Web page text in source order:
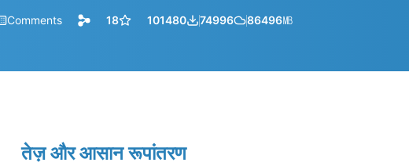
Comments 18 101480 74996 86496㎆︎
तेज़ और आसान रूपांतरण